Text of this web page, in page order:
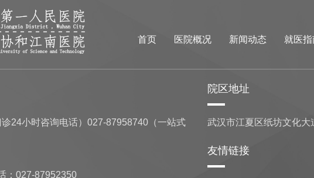
首页 医院概况 新闻动态 就医
24小时咨询电话）027-87958740（一站式
：027-87952350
院区地址
武汉市江夏区纸坊文化大
友情链接